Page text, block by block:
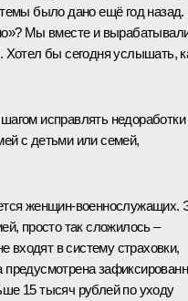
было дано ещё год назад.
Мы вместе и
Хотел бы сегодня услышать,
исправлять недоработки
с детьми или семей,
женщин-военнослужащих.
просто так сложилось –
в систему страховки,
15 тысяч рублей по уходу